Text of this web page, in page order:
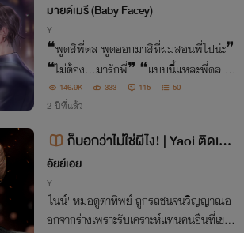
มายด์เมรี (Baby Facey)
Y
❝พูดสิพี่ดล พูดออกมาสิที่ผมสอนพี่ไปน่ะ❞
❝ไม่ต้อง...มารักพี่❞ ❝แบบนี้แหละพี่ดล ที่
ผมอยากได้ยินจากปากพี่ที่สุด❞ ปราบต์นั้นร้
ายกาจ แต่ดลธีก็ยังยินดีที่จะอยู่กับความร้าย
กาจนี้เพียงเพราะว่า ❝รัก❞ คำเดียว
146.9K 333 115 50
2 ปีที่แล้ว
ก็บอกว่าไม่ใช่ผีไง! | Yaoi ติดเหรี
ยญ 23/09/66-23:23
อัยย์เอย
Y
'ไนน์' หมอดูตาทิพย์ ถูกรถชนจนวิญญาณอ
อกจากร่างเพราะรับเคราะห์แทนคนอื่นที่เขาช่